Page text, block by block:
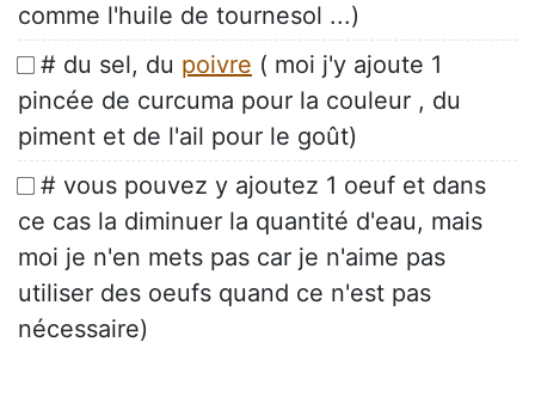
comme l'huile de tournesol ...)
# du sel, du poivre ( moi j'y ajoute 1
pincée de curcuma pour la couleur , du
piment et de l'ail pour le goût)
# vous pouvez y ajoutez 1 oeuf et dans
ce cas la diminuer la quantité d'eau, mais
moi je n'en mets pas car je n'aime pas
utiliser des oeufs quand ce n'est pas
nécessaire)